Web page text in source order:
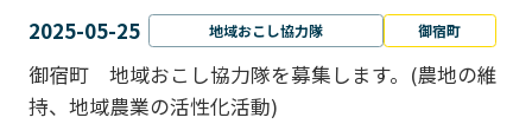
2025-05-25 地域おこし協力隊 御宿町
御宿町 地域おこし協力隊を募集します。(農地の維
持、地域農業の活性化活動)